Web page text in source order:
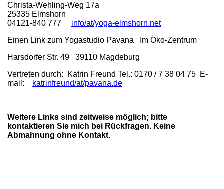
Christa-Wehling-Weg 17a
25335 Elmshorn
04121-840 777 info/at/yoga-elmshorn.net
Einen Link zum Yogastudio Pavana Im Öko-Zentrum
Harsdorfer Str. 49 39110 Magdeburg
Vertreten durch: Katrin Freund Tel.: 0170 / 7 38 04 75 E-
mail:
katrinfreund/at/pavana.de
Weitere Links sind zeitweise möglich; bitte
kontaktieren Sie mich bei Rückfragen. Keine
Abmahnung ohne Kontakt.